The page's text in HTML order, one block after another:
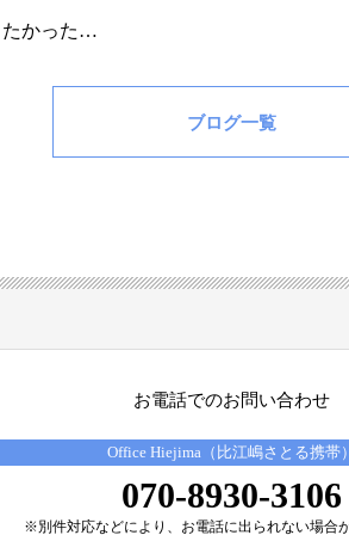
たかった…
ブログ一覧
お電話でのお問い合わせ
Office Hiejima（比江嶋さとる携帯）
070-8930-3106
※別件対応などにより、 お電話に出られない場合